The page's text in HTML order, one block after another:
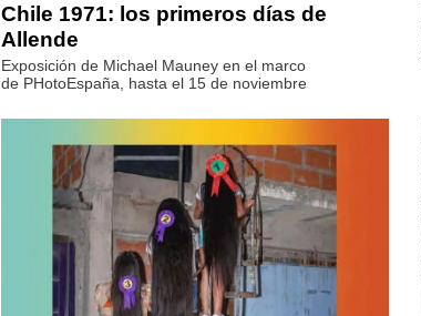
Chile 1971: los primeros días de
Allende
Exposición de Michael Mauney en el marco
de PHotoEspaña, hasta el 15 de noviembre